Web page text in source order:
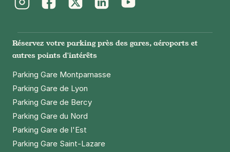
(tarifs dégressifs)
Gare d'Austerlitz - rue de l'Essai -
Paris 5
75005
4,8
7 €/heure,46 €/jour,142 €/semaine
Réserver
Réservez votre parking près des gares, aéroports et
autres points d'intérêts
Parking Gare Montparnasse
Parking Gare de Lyon
Parking Gare de Bercy
Parking Gare du Nord
Parking Gare de l'Est
Parking Gare Saint-Lazare